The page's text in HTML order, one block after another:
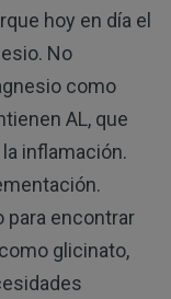
hoy en día el
No
como
AL, que
inflamación.
para encontrar
glicinato,